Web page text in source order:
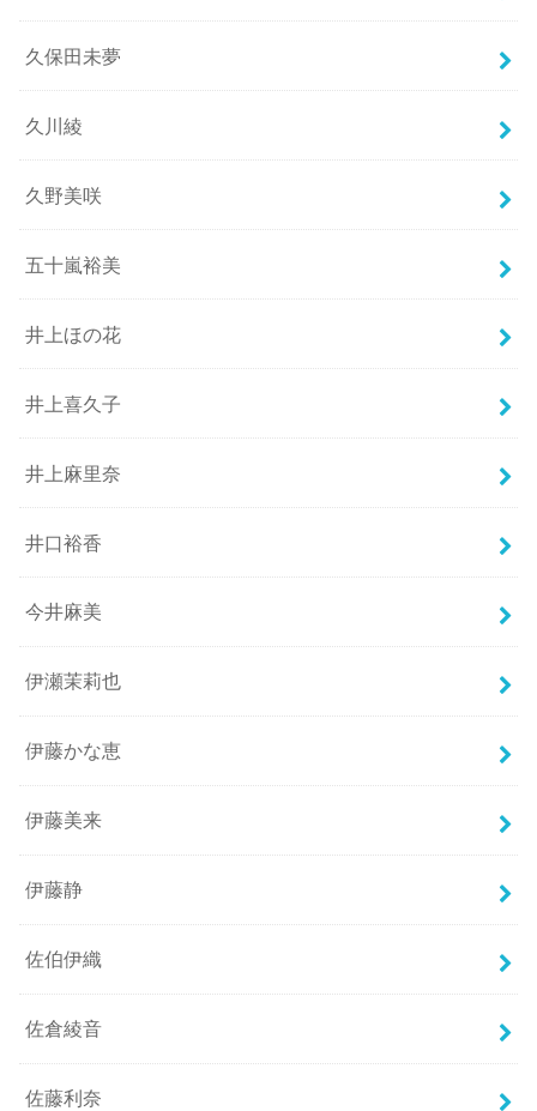
久保田未夢
久川綾
久野美咲
五十嵐裕美
井上ほの花
井上喜久子
井上麻里奈
井口裕香
今井麻美
伊瀬茉莉也
伊藤かな恵
伊藤美来
伊藤静
佐伯伊織
佐倉綾音
佐藤利奈